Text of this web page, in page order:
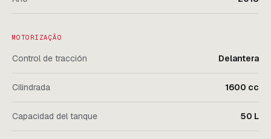
MOTORIZAÇÃO
Control de tracción Delantera
Cilindrada 1600 cc
Capacidad del tanque 50 L